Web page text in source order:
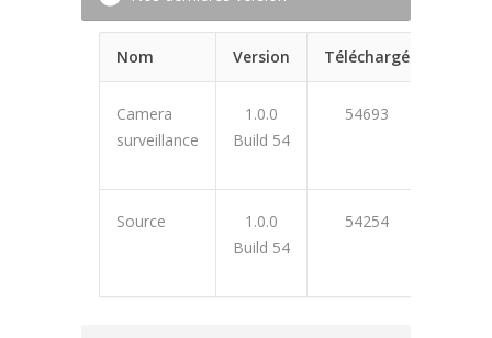
Nom Version Téléchargé
Camera
surveillance
1.0.0
Build 54
54693
Source
1.0.0
Build 54
54254